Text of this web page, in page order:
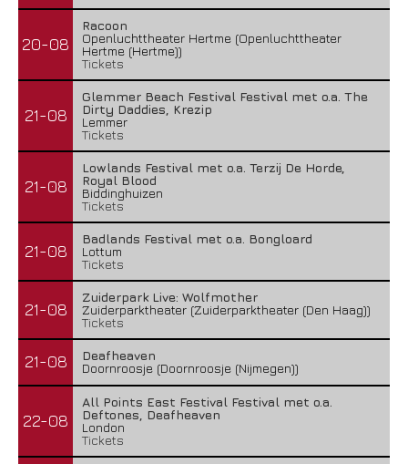
20-08
Racoon
Openluchttheater Hertme (Openluchttheater
Hertme (Hertme))
Tickets
21-08
Glemmer Beach Festival Festival met o.a. The
Dirty Daddies, Krezip
Lemmer
Tickets
21-08
Lowlands Festival met o.a. Terzij De Horde,
Royal Blood
Biddinghuizen
Tickets
21-08
Badlands Festival met o.a. Bongloard
Lottum
Tickets
21-08
Zuiderpark Live: Wolfmother
Zuiderparktheater (Zuiderparktheater (Den Haag))
Tickets
21-08
Deafheaven
Doornroosje (Doornroosje (Nijmegen))
22-08
All Points East Festival Festival met o.a.
Deftones, Deafheaven
London
Tickets